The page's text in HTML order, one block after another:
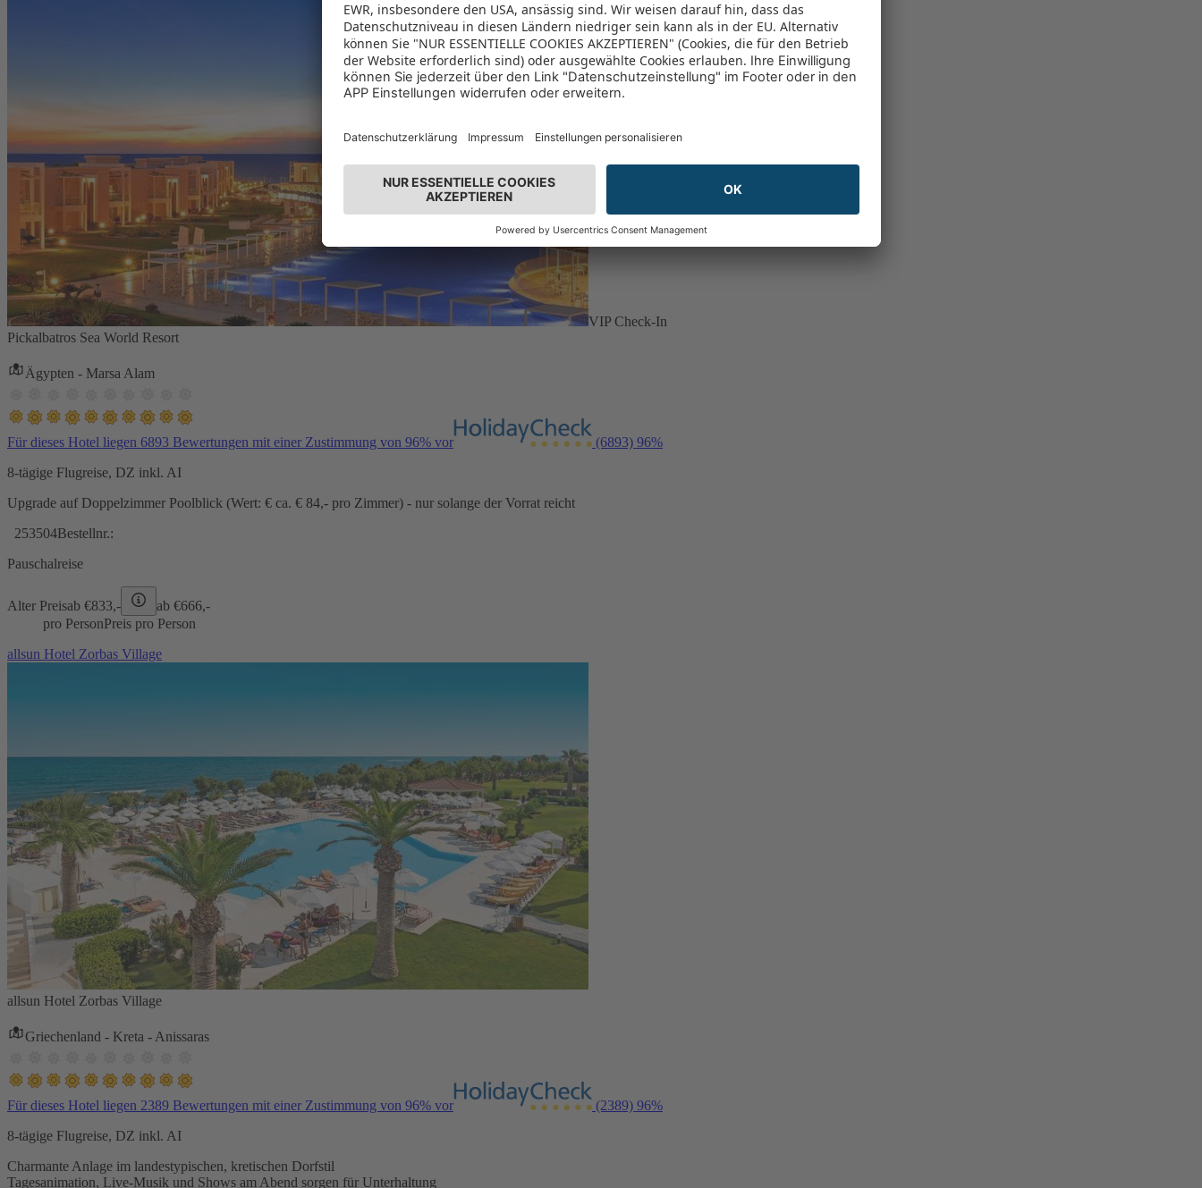
VIP Check-In
Pickalbatros Sea World Resort
Ägypten - Marsa Alam
Für dieses Hotel liegen 6893 Bewertungen mit einer Zustimmung von 96% vor (6893) 96%
8-tägige Flugreise, DZ inkl. AI
Upgrade auf Doppelzimmer Poolblick (Wert: € ca. € 84,- pro Zimmer) - nur solange der Vorrat reicht
253504Bestellnr.:
Pauschalreise
Alter Preisab €833,- ab €666,-
pro PersonPreis pro Person
allsun Hotel Zorbas Village
allsun Hotel Zorbas Village
Griechenland - Kreta - Anissaras
Für dieses Hotel liegen 2389 Bewertungen mit einer Zustimmung von 96% vor (2389) 96%
8-tägige Flugreise, DZ inkl. AI
Charmante Anlage im landestypischen, kretischen Dorfstil
Tagesanimation, Live-Musik und Shows am Abend sorgen für Unterhaltung